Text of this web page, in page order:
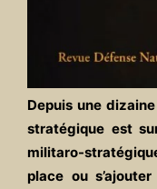
Depuis une
stratégique est
militaro-
place ou